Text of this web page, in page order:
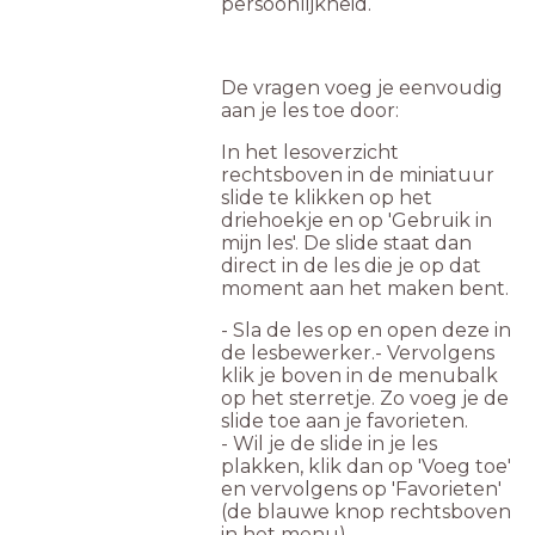
De vragen voeg je eenvoudig
aan je les toe door:
In het lesoverzicht
rechtsboven in de miniatuur
slide te klikken op het
driehoekje en op 'Gebruik in
mijn les'. De slide staat dan
direct in de les die je op dat
moment aan het maken bent.
- Sla de les op en open deze in
de lesbewerker.- Vervolgens
klik je boven in de menubalk
op het sterretje. Zo voeg je de
slide toe aan je favorieten.
- Wil je de slide in je les
plakken, klik dan op 'Voeg toe'
en vervolgens op 'Favorieten'
(de blauwe knop rechtsboven